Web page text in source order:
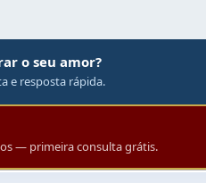
o seu amor?
e resposta rápida.
— primeira consulta grátis.